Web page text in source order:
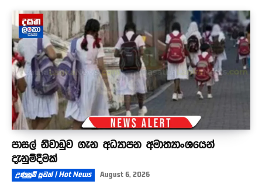
පාසල් නිවාඩුව ගැන අධ්‍යාපන අමාත්‍යාංශයෙන්
දැනුම්දීමක්
උණුසුම් පුවත් | Hot News August 6, 2026